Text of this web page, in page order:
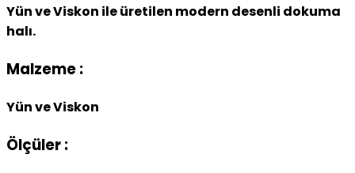
Yün ve Viskon ile üretilen modern desenli dokuma
halı.
Malzeme :
Yün ve Viskon
Ölçüler :